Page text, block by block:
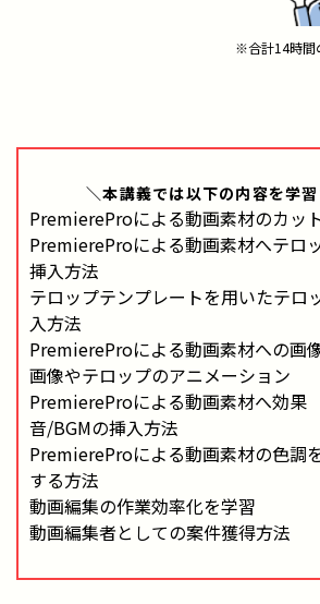
※合計14時間
＼本講義では以下の内容を学
PremiereProによる動画素材のカッ
PremiereProによる動画素材へテロ
挿入方法
テロップテンプレートを用いたテロ
入方法
PremiereProによる動画素材への画
画像やテロップのアニメーション
PremiereProによる動画素材へ効果
音/BGMの挿入方法
PremiereProによる動画素材の色調
する方法
動画編集の作業効率化を学習
動画編集者としての案件獲得方法